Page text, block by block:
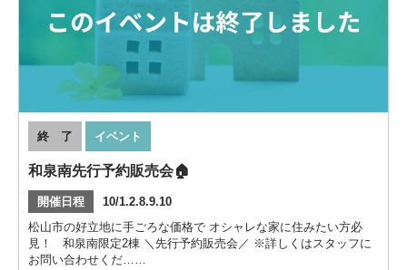
終 了 イベント
和泉南先行予約販売会🏠
開催日程
10/1.2.8.9.10
松山市の好立地に手ごろな価格で オシャレな家に住みたい方必
見！ 和泉南限定2棟 ＼先行予約販売会／ ※詳しくはスタッフに
お問い合わせくだ……